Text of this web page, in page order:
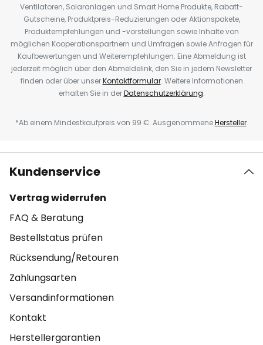
Ventilatoren, Solaranlagen und Smart Home Produkte, Rabatt-
Gutscheine, Produktpreis-Reduzierungen oder Aktionspakete,
Produktempfehlungen und -vorstellungen sowie Inhalte von
möglichen Kooperationspartnern und Umfragen sowie Anfragen für
Kaufbewertungen und Weiterempfehlungen. Eine Abmeldung ist
jederzeit möglich über den Abmeldelink, den Sie in jedem Newsletter
finden oder über unserKontaktformular. Weitere Informationen
erhalten Sie in derDatenschutzerklärung.
*Ab einem Mindestkaufpreis von 99 €. AusgenommeneHersteller.
Kundenservice
Vertrag widerrufen
FAQ & Beratung
Bestellstatus prüfen
Rücksendung/Retouren
Zahlungsarten
Versandinformationen
Kontakt
Herstellergarantien